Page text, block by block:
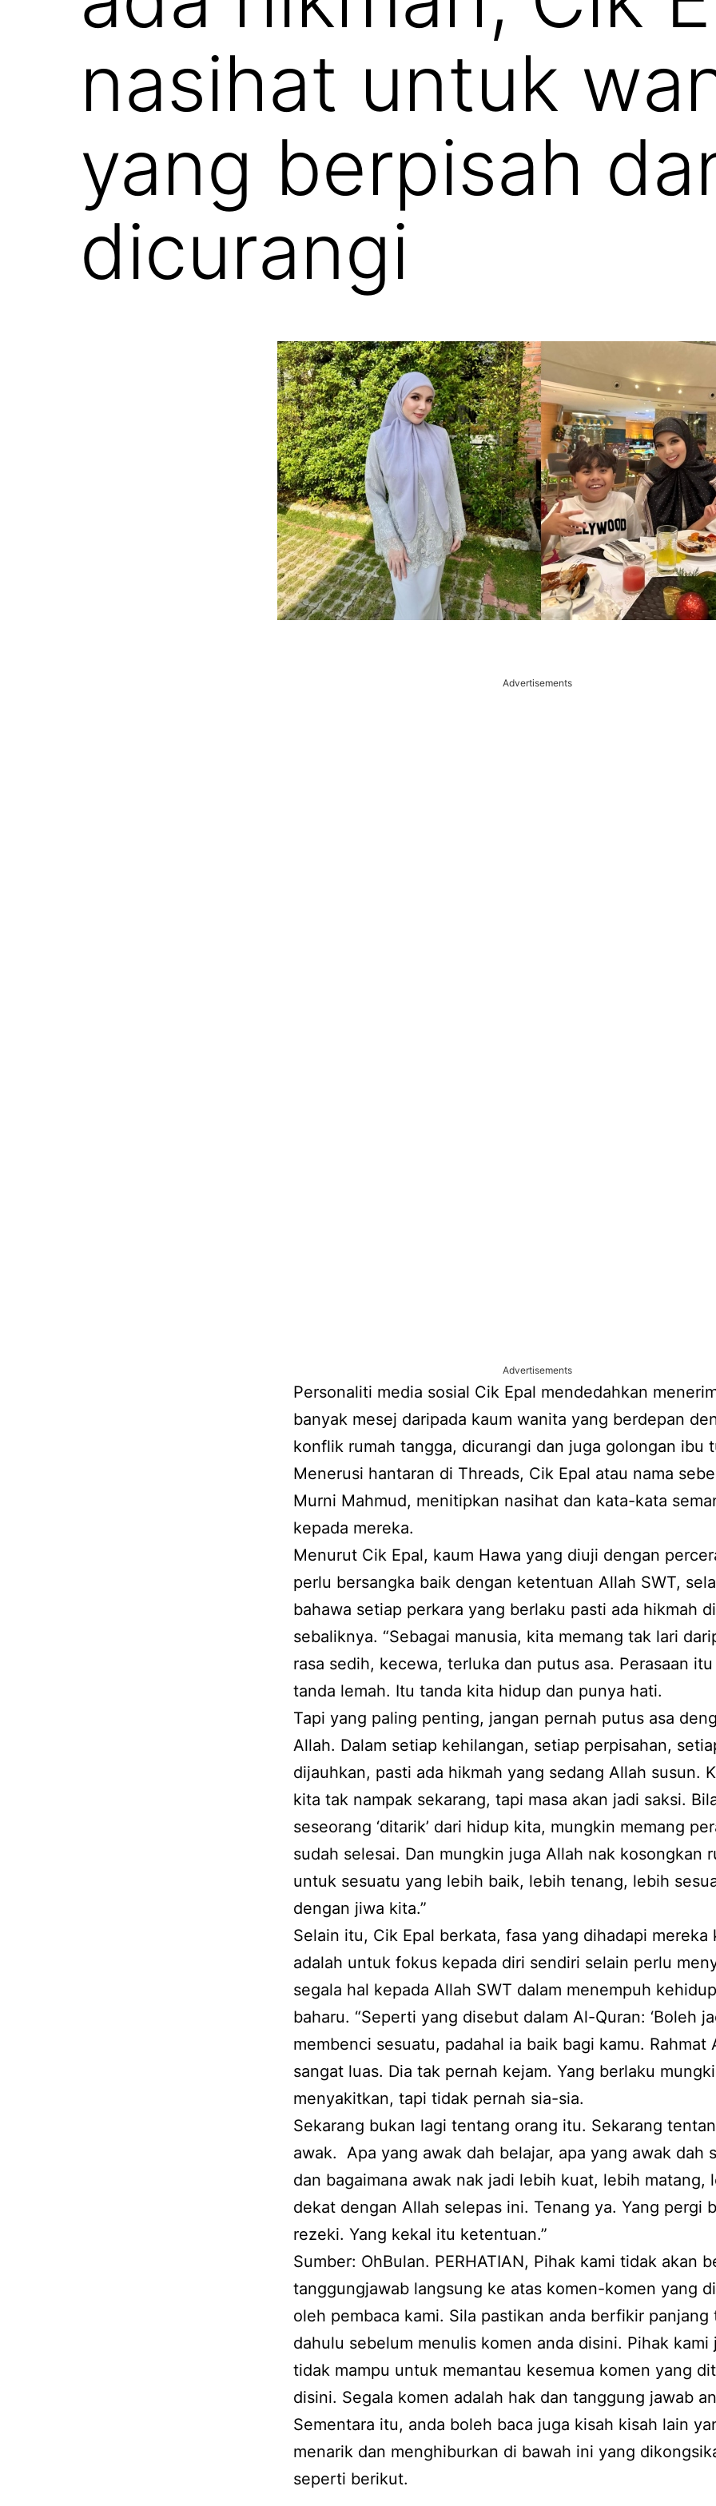
nasihat untuk
yang berpisah
dicurangi
Advertisements
Advertisements
Personaliti media sosial Cik Epal mendedahkan
banyak mesej daripada kaum wanita yang berdepan
konflik rumah tangga, dicurangi dan juga golongan ibu
Menerusi hantaran di Threads, Cik Epal atau nama
Murni Mahmud, menitipkan nasihat dan kata-kata
kepada mereka.
Menurut Cik Epal, kaum Hawa yang diuji dengan
perlu bersangka baik dengan ketentuan Allah SWT,
bahawa setiap perkara yang berlaku pasti ada hikmah di
sebaliknya. “Sebagai manusia, kita memang tak lari
rasa sedih, kecewa, terluka dan putus asa. Perasaan
tanda lemah. Itu tanda kita hidup dan punya hati.
Tapi yang paling penting, jangan pernah putus asa
Allah. Dalam setiap kehilangan, setiap perpisahan,
dijauhkan, pasti ada hikmah yang sedang Allah susun.
kita tak nampak sekarang, tapi masa akan jadi saksi.
seseorang ‘ditarik’ dari hidup kita, mungkin memang
sudah selesai. Dan mungkin juga Allah nak kosongkan
untuk sesuatu yang lebih baik, lebih tenang, lebih
dengan jiwa kita.”
Selain itu, Cik Epal berkata, fasa yang dihadapi mereka
adalah untuk fokus kepada diri sendiri selain perlu
segala hal kepada Allah SWT dalam menempuh
baharu. “Seperti yang disebut dalam Al-Quran: ‘Boleh
membenci sesuatu, padahal ia baik bagi kamu. Rahmat
sangat luas. Dia tak pernah kejam. Yang berlaku
menyakitkan, tapi tidak pernah sia-sia.
Sekarang bukan lagi tentang orang itu. Sekarang
awak. Apa yang awak dah belajar, apa yang awak dah
dan bagaimana awak nak jadi lebih kuat, lebih matang,
dekat dengan Allah selepas ini. Tenang ya. Yang pergi
rezeki. Yang kekal itu ketentuan.”
Sumber: OhBulan. PERHATIAN, Pihak kami tidak akan
tanggungjawab langsung ke atas komen-komen yang
oleh pembaca kami. Sila pastikan anda berfikir panjang
dahulu sebelum menulis komen anda disini. Pihak kami
tidak mampu untuk memantau kesemua komen yang
disini. Segala komen adalah hak dan tanggung jawab
Sementara itu, anda boleh baca juga kisah kisah lain
menarik dan menghiburkan di bawah ini yang
seperti berikut.